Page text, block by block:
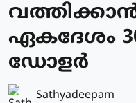
ഏകദേശം
ഡോളര്‍
Sathyadeepam